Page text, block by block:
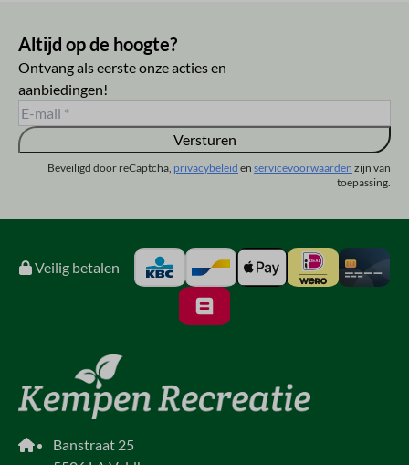
Altijd op de hoogte?
Ontvang als eerste onze acties en
aanbiedingen!
Versturen
Beveiligd door reCaptcha, privacybeleid en servicevoorwaarden zijn van
toepassing.
Veilig betalen
Banstraat 25